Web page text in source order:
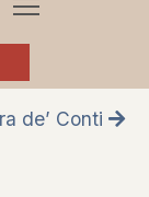
de’ Conti